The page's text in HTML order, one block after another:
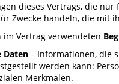
dieses Vertrags, die
Zwecke handeln, die mit
im Vertrag verwendeten
Daten – Informationen, die
werden kann:
Merkmalen.